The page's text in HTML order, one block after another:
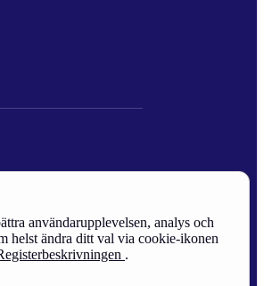
användarupplevelsen, analys och
helst ändra ditt val via cookie-ikonen
.